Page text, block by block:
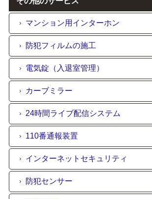
マンション用インターホン
防犯フィルムの施工
電気錠（入退室管理）
カーブミラー
24時間ライブ配信システム
110番通報装置
インターネットセキュリティ
防犯センサー